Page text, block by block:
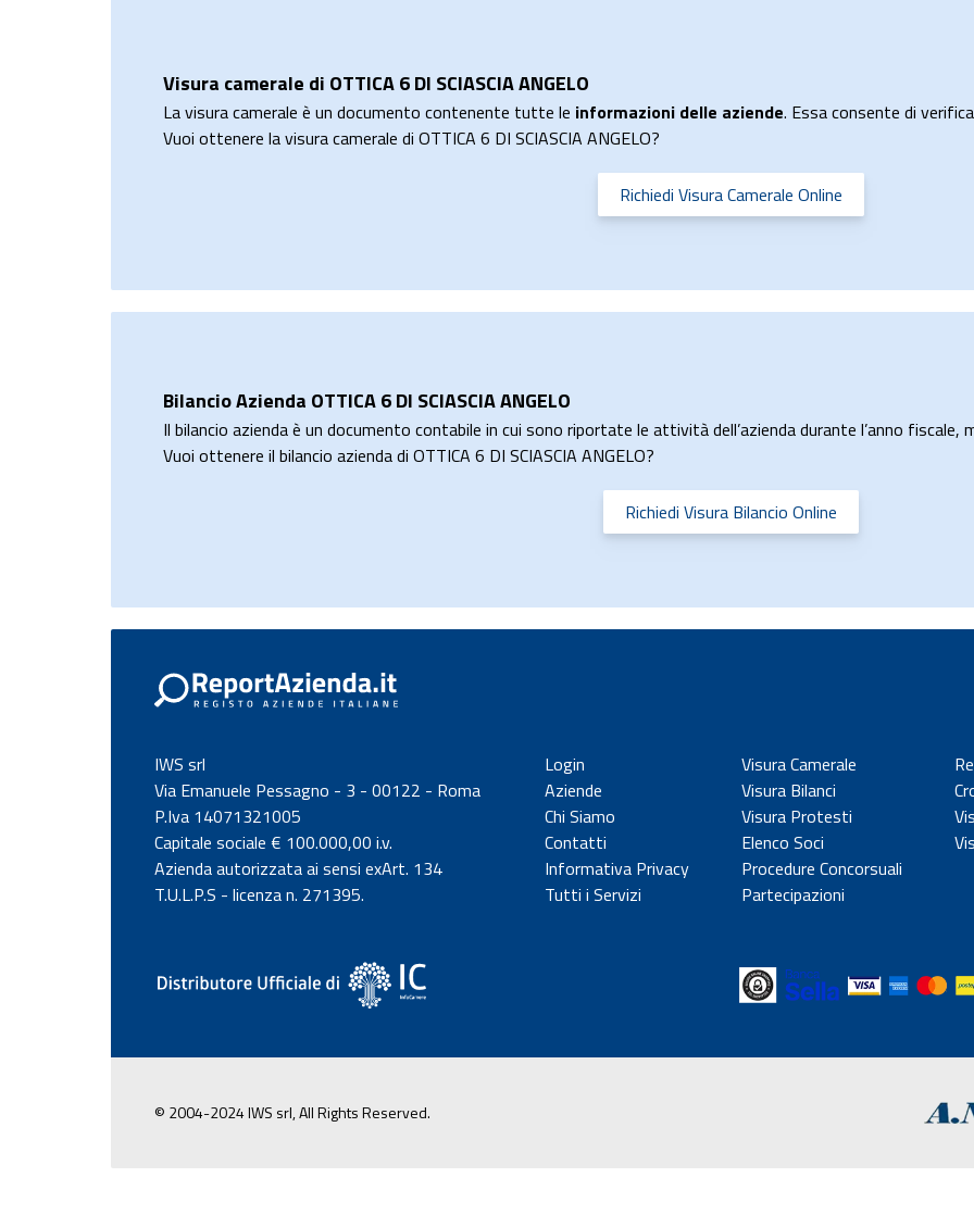
Visura camerale di OTTICA 6 DI SCIASCIA ANGELO
La visura camerale è un documento contenente tutte le informazioni delle aziende. Essa consente di
Vuoi ottenere la visura camerale di OTTICA 6 DI SCIASCIA ANGELO?
Richiedi Visura Camerale Online
Bilancio Azienda OTTICA 6 DI SCIASCIA ANGELO
Il bilancio azienda è un documento contabile in cui sono riportate le attività dell’azienda durante l’anno fiscale,
Vuoi ottenere il bilancio azienda di OTTICA 6 DI SCIASCIA ANGELO?
Richiedi Visura Bilancio Online
IWS srl
Via Emanuele Pessagno - 3 - 00122 - Roma
P.Iva 14071321005
Capitale sociale € 100.000,00 i.v.
Azienda autorizzata ai sensi exArt. 134
T.U.L.P.S - licenza n. 271395.
Login
Aziende
Chi Siamo
Contatti
Informativa Privacy
Tutti i Servizi
Visura Camerale
Visura Bilanci
Visura Protesti
Elenco Soci
Procedure Concorsuali
Partecipazioni
© 2004-2024 IWS srl, All Rights Reserved.